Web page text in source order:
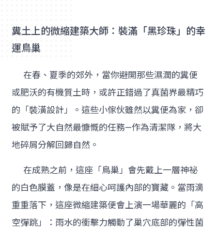
糞土上的微縮建築大師：裝滿「黑珍珠」的幸
運鳥巢
在春、夏季的郊外，當你避開那些濕潤的糞便
或肥沃的有機質土時，或許正錯過了真菌界最精巧
的「裝潢設計」。這些小傢伙雖然以糞便為家，卻
被賦予了大自然最慷慨的任務—作為清潔隊，將大
地碎屑分解回歸自然。
在成熟之前，這座「鳥巢」會先戴上一層神祕
的白色膜蓋，像是在細心呵護內部的寶藏。當雨滴
重重落下，這座微縮建築便會上演一場華麗的「高
空彈跳」：雨水的衝擊力觸動了巢穴底部的彈性菌